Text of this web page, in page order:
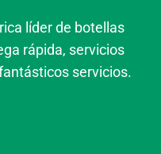
líder de botellas
rápida, servicios
servicios.